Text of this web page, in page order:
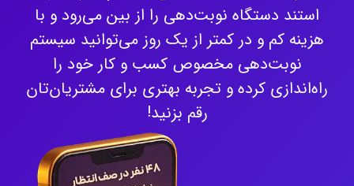
استند دستگاه نوبت‌دهی را از بین می‌رود و با
هزینه کم و در کمتر از یک روز می‌توانید سیستم
نوبت‌دهی مخصوص کسب و کار خود را
راه‌اندازی کرده و تجربه بهتری برای مشتریان‌تان
رقم بزنید!